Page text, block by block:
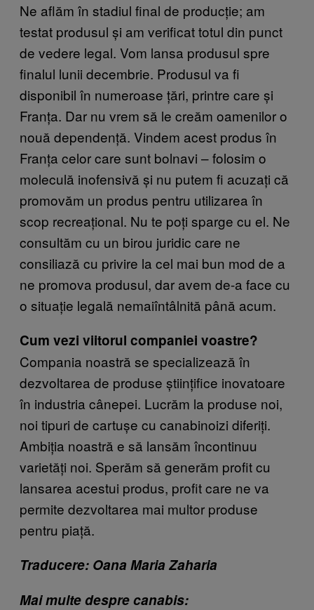
Ne aflăm în stadiul final de producție; am
testat produsul și am verificat totul din punct
de vedere legal. Vom lansa produsul spre
finalul lunii decembrie. Produsul va fi
disponibil în numeroase țări, printre care și
Franța. Dar nu vrem să le creăm oamenilor o
nouă dependență. Vindem acest produs în
Franța celor care sunt bolnavi – folosim o
moleculă inofensivă și nu putem fi acuzați că
promovăm un produs pentru utilizarea în
scop recreațional. Nu te poți sparge cu el. Ne
consultăm cu un birou juridic care ne
consiliază cu privire la cel mai bun mod de a
ne promova produsul, dar avem de-a face cu
o situație legală nemaiîntâlnită până acum.
Cum vezi viitorul companiei voastre?
Compania noastră se specializează în
dezvoltarea de produse științifice inovatoare
în industria cânepei. Lucrăm la produse noi,
noi tipuri de cartușe cu canabinoizi diferiți.
Ambiția noastră e să lansăm încontinuu
varietăți noi. Sperăm să generăm profit cu
lansarea acestui produs, profit care ne va
permite dezvoltarea mai multor produse
pentru piață.
Traducere: Oana Maria Zaharia
Mai multe despre canabis: